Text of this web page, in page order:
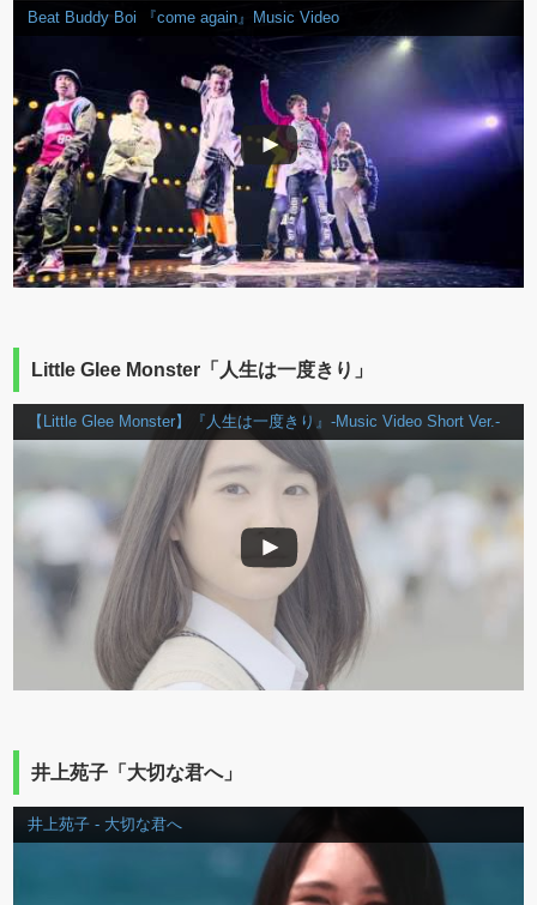
Beat Buddy Boi 『come again』Music Video
Little Glee Monster「人生は一度きり」
【Little Glee Monster】『人生は一度きり』-Music Video Short Ver.-
井上苑子「大切な君へ」
井上苑子 - 大切な君へ